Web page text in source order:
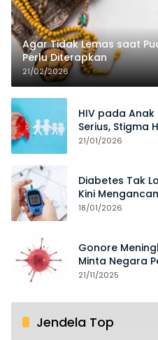
Agar Tidak Lemas saat
Perlu Diterapkan
21/02/2026
HIV pada
Serius, Stigma
21/01/2026
Diabetes Tak
Kini
18/01/2026
Gonore
Minta Negara
21/11/2025
Jendela Top